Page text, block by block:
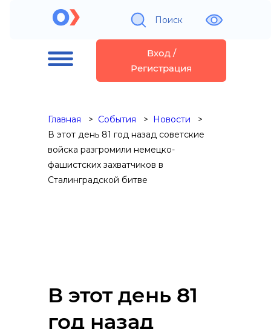
Поиск
Вход /
Регистрация
Главная События
Новости
В этот день 81 год назад советские
войска разгромили немецко-
фашистских захватчиков в
Сталинградской битве
В этот день 81
год назад